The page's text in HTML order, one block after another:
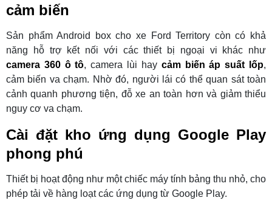
cảm biến
Sản phẩm Android box cho xe Ford Territory còn có khả
năng hỗ trợ kết nối với các thiết bị ngoại vi khác như
camera 360 ô tô, camera lùi hay cảm biến áp suất lốp,
cảm biến va chạm. Nhờ đó, người lái có thể quan sát toàn
cảnh quanh phương tiện, đỗ xe an toàn hơn và giảm thiểu
nguy cơ va chạm.
Cài đặt kho ứng dụng Google Play
phong phú
Thiết bị hoạt động như một chiếc máy tính bảng thu nhỏ, cho
phép tải về hàng loạt các ứng dụng từ Google Play.